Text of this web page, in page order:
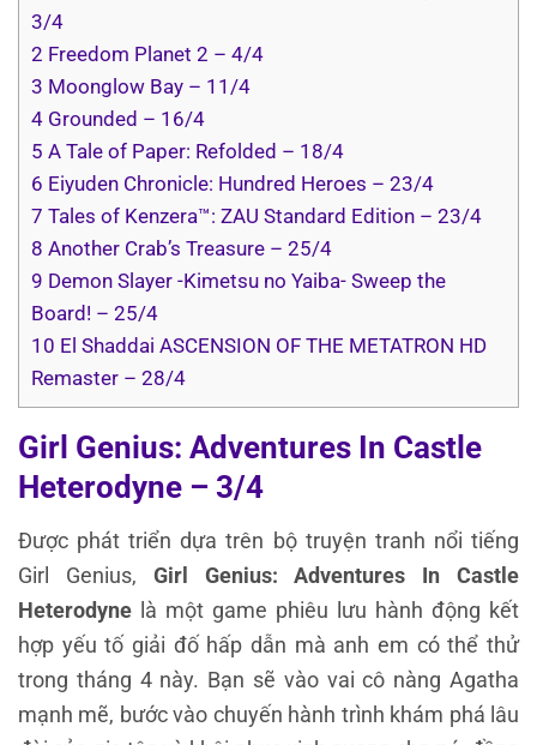
3/4
2 Freedom Planet 2 – 4/4
3 Moonglow Bay – 11/4
4 Grounded – 16/4
5 A Tale of Paper: Refolded – 18/4
6 Eiyuden Chronicle: Hundred Heroes – 23/4
7 Tales of Kenzera™: ZAU Standard Edition – 23/4
8 Another Crab’s Treasure – 25/4
9 Demon Slayer -Kimetsu no Yaiba- Sweep the
Board! – 25/4
10 El Shaddai ASCENSION OF THE METATRON HD
Remaster – 28/4
Girl Genius: Adventures In Castle
Heterodyne – 3/4
Được phát triển dựa trên bộ truyện tranh nổi tiếng
Girl Genius, Girl Genius: Adventures In Castle
Heterodyne là một game phiêu lưu hành động kết
hợp yếu tố giải đố hấp dẫn mà anh em có thể thử
trong tháng 4 này. Bạn sẽ vào vai cô nàng Agatha
mạnh mẽ, bước vào chuyến hành trình khám phá lâu